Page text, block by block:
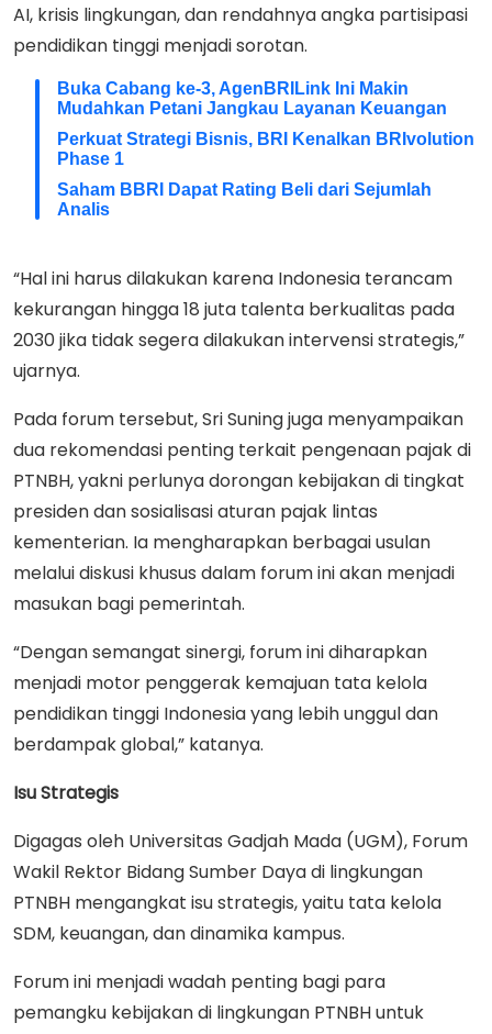
AI, krisis lingkungan, dan rendahnya angka partisipasi
pendidikan tinggi menjadi sorotan.
Buka Cabang ke-3, AgenBRILink Ini Makin
Mudahkan Petani Jangkau Layanan Keuangan
Perkuat Strategi Bisnis, BRI Kenalkan BRIvolution
Phase 1
Saham BBRI Dapat Rating Beli dari Sejumlah
Analis
“Hal ini harus dilakukan karena Indonesia terancam
kekurangan hingga 18 juta talenta berkualitas pada
2030 jika tidak segera dilakukan intervensi strategis,”
ujarnya.
Pada forum tersebut, Sri Suning juga menyampaikan
dua rekomendasi penting terkait pengenaan pajak di
PTNBH, yakni perlunya dorongan kebijakan di tingkat
presiden dan sosialisasi aturan pajak lintas
kementerian. Ia mengharapkan berbagai usulan
melalui diskusi khusus dalam forum ini akan menjadi
masukan bagi pemerintah.
“Dengan semangat sinergi, forum ini diharapkan
menjadi motor penggerak kemajuan tata kelola
pendidikan tinggi Indonesia yang lebih unggul dan
berdampak global,” katanya.
Isu Strategis
Digagas oleh Universitas Gadjah Mada (UGM), Forum
Wakil Rektor Bidang Sumber Daya di lingkungan
PTNBH mengangkat isu strategis, yaitu tata kelola
SDM, keuangan, dan dinamika kampus.
Forum ini menjadi wadah penting bagi para
pemangku kebijakan di lingkungan PTNBH untuk